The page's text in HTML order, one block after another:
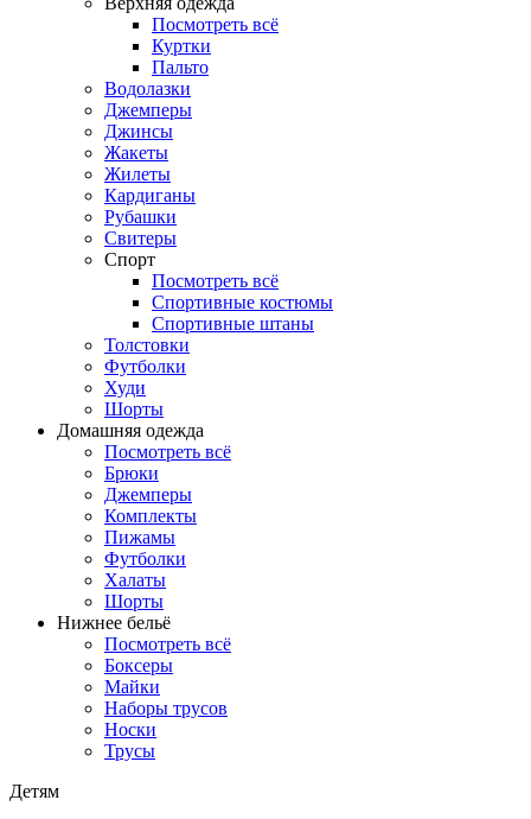
Посмотреть всё
Куртки
Пальто
Водолазки
Джемперы
Джинсы
Жакеты
Жилеты
Кардиганы
Рубашки
Свитеры
Спорт
Посмотреть всё
Спортивные костюмы
Спортивные штаны
Толстовки
Футболки
Худи
Шорты
Домашняя одежда
Посмотреть всё
Брюки
Джемперы
Комплекты
Пижамы
Футболки
Халаты
Шорты
Нижнее бельё
Посмотреть всё
Боксеры
Майки
Наборы трусов
Носки
Трусы
Детям